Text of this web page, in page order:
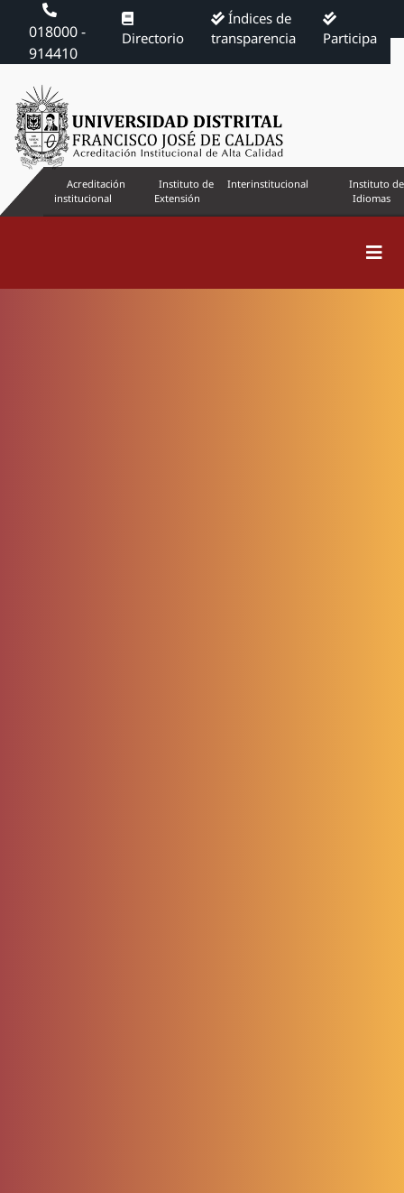
018000 -
914410
Directorio
Índices de
transparencia
Participa
Acreditación
institucional
Instituto de
Extensión
Interinstitucional
Instituto de
Idiomas